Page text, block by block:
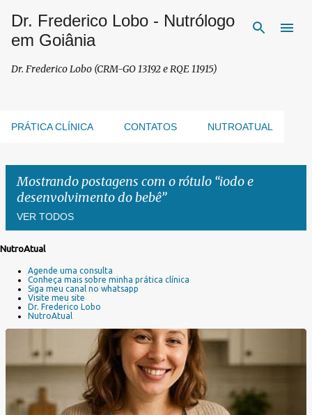
Pular para o conteúdo principal
Dr. Frederico Lobo - Nutrólogo
em Goiânia
Dr. Frederico Lobo (CRM-GO 13192 e RQE 11915)
PRÁTICA CLÍNICA CONTATOS NUTROATUAL
Mostrando postagens com o rótulo iodo e
desenvolvimento do bebê
VER TODOS
g
n
NutroAtual
Agende uma consulta
Conheça mais sobre minha prática clínica
Siga meu canal no whatsapp
Visite meu site
Dr. Frederico Lobo
NutroAtual